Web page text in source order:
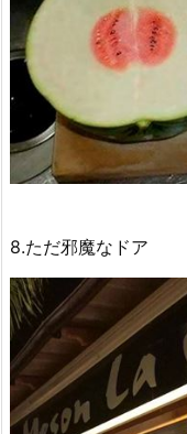
8.ただ邪魔なドア